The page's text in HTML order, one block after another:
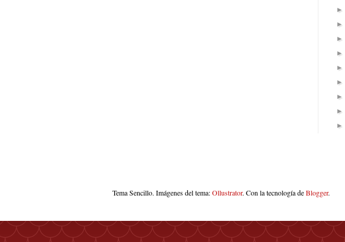
►
►
►
►
►
►
►
►
►
Tema Sencillo. Imágenes del tema:Ollustrator. Con la tecnología deBlogger.